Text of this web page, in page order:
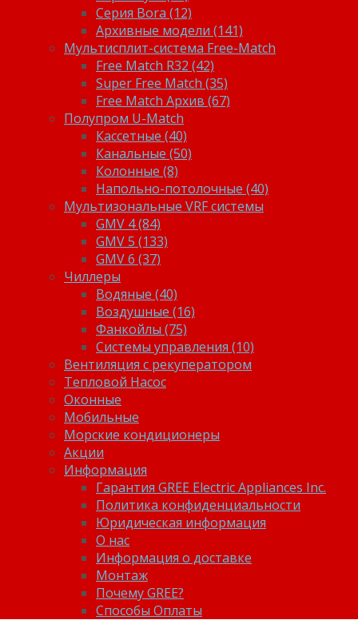
Серия Bora (12)
Архивные модели (141)
Мультисплит-система Free-Match
Free Match R32 (42)
Super Free Match (35)
Free Match Архив (67)
Полупром U-Match
Кассетные (40)
Канальные (50)
Колонные (8)
Напольно-потолочные (40)
Мультизональные VRF системы
GMV 4 (84)
GMV 5 (133)
GMV 6 (37)
Чиллеры
Водяные (40)
Воздушные (16)
Фанкойлы (75)
Системы управления (10)
Вентиляция с рекуператором
Тепловой Насос
Оконные
Мобильные
Морские кондиционеры
Акции
Информация
Гарантия GREE Electric Appliances Inc.
Политика конфиденциальности
Юридическая информация
О нас
Информация о доставке
Монтаж
Почему GREE?
Способы Оплаты